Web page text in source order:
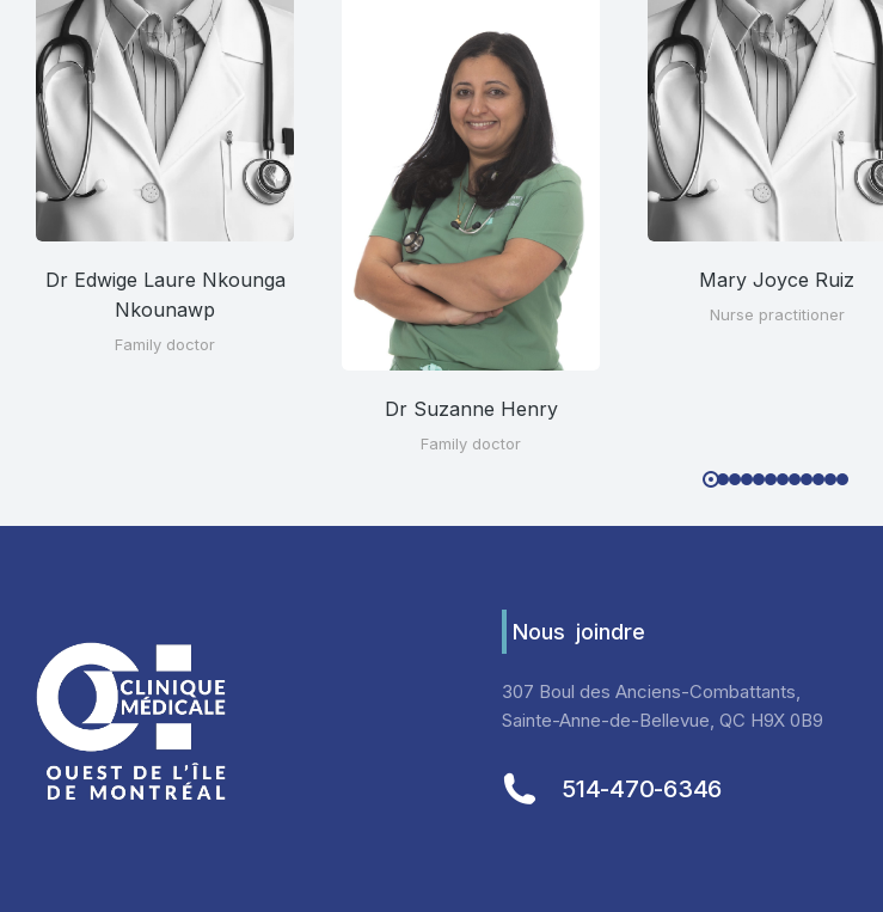
Dr Edwige Laure Nkounga
Nkounawp
Family doctor
Dr Suzanne Henry
Family doctor
Mary Joyce Ruiz
Nurse practitioner
Nous joindre
307 Boul des Anciens-Combattants,
Sainte-Anne-de-Bellevue, QC H9X 0B9
514-470-6346